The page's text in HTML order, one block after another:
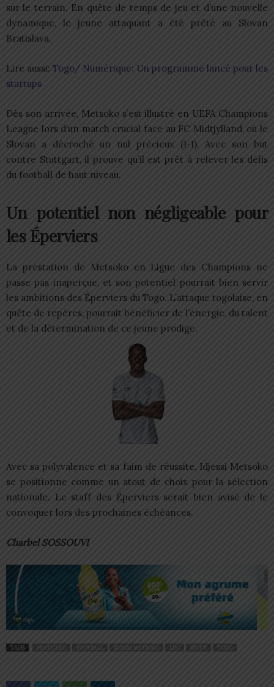
sur le terrain. En quête de temps de jeu et d’une nouvelle
dynamique, le jeune attaquant a été prêté au Slovan
Bratislava.
Lire aussi: Togo/ Numérique: Un programme lancé pour les
startups
Dès son arrivée, Metsoko s’est illustré en UEFA Champions
League lors d’un match crucial face au FC Midtjylland, où le
Slovan a décroché un nul précieux (1-1). Avec son but
contre Stuttgart, il prouve qu’il est prêt à relever les défis
du football de haut niveau.
Un potentiel non négligeable pour
les Éperviers
La prestation de Metsoko en Ligue des Champions ne
passe pas inaperçue, et son potentiel pourrait bien servir
les ambitions des Éperviers du Togo. L’attaque togolaise, en
quête de repères, pourrait bénéficier de l’énergie, du talent
et de la détermination de ce jeune prodige.
Avec sa polyvalence et sa faim de réussite, Idjessi Metsoko
se positionne comme un atout de choix pour la sélection
nationale. Le staff des Éperviers serait bien avisé de le
convoquer lors des prochaines échéances.
Charbel SOSSOUVI
TAGS FEATURED FOOTBALL IDJESSI METSOKO LDC SPORT TOGO